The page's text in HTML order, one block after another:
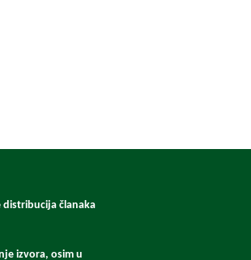
distribucija članaka
izvora, osim u